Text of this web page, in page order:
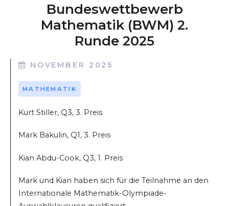
Bundeswettbewerb
Mathematik (BWM) 2.
Runde 2025
NOVEMBER 2025
MATHEMATIK
Kurt Stiller, Q3, 3. Preis
Mark Bakulin, Q1, 3. Preis
Kian Abdu-Cook, Q3, 1. Preis
Mark und Kian haben sich für die Teilnahme an den
Internationale Mathematik-Olympiade-